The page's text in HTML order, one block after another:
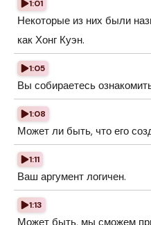
1:01
Некоторые из них были
как Хонг Куэн.
1:05
Вы собираетесь
1:08
Может ли быть, что его
1:11
Ваш аргумент логичен.
1:13
Может быть, мы сможем